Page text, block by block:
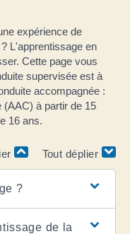
expérience de
L'apprentissage en
Cette page vous
supervisée est à
accompagnée :
(AAC) à partir de 15
16 ans.
Tout déplier
?
de la